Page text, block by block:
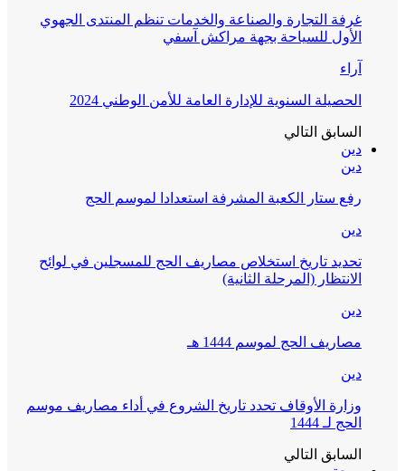
غرفة التجارة والصناعة والخدمات تنظم المنتدى الجهوي
الأول للسياحة بجهة مراكش آسفي
آراء
الحصيلة السنوية للإدارة العامة للأمن الوطني 2024
السابق التالي
دين
دين
رفع ستار الكعبة المشرفة استعدادا لموسم الحج
دين
تحديد تاريخ استخلاص مصاريف الحج للمسجلين في لوائح
الانتظار (المرحلة الثانية)
دين
مصاريف الحج لموسم 1444 هـ
دين
وزارة الأوقاف تحدد تاريخ الشروع في أداء مصاريف موسم
الحج لـ 1444
السابق التالي